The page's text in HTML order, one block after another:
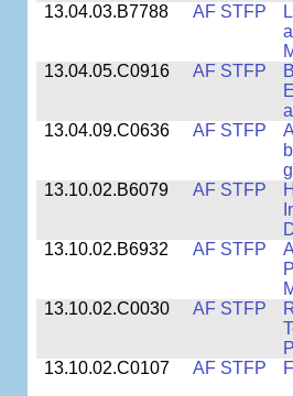
13.04.03.B7788 AF STFP
13.04.05.C0916
AF STFP
13.04.09.C0636
AF STFP
13.10.02.B6079
AF STFP
13.10.02.B6932
AF STFP
13.10.02.C0030
AF STFP
13.10.02.C0107
AF STFP